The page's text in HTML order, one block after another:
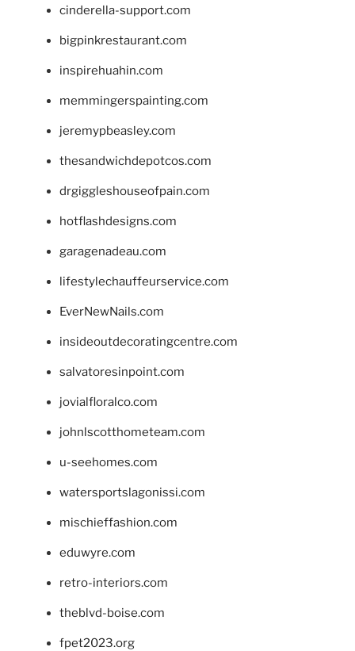
cinderella-support.com
bigpinkrestaurant.com
inspirehuahin.com
memmingerspainting.com
jeremypbeasley.com
thesandwichdepotcos.com
drgiggleshouseofpain.com
hotflashdesigns.com
garagenadeau.com
lifestylechauffeurservice.com
EverNewNails.com
insideoutdecoratingcentre.com
salvatoresinpoint.com
jovialfloralco.com
johnlscotthometeam.com
u-seehomes.com
watersportslagonissi.com
mischieffashion.com
eduwyre.com
retro-interiors.com
theblvd-boise.com
fpet2023.org